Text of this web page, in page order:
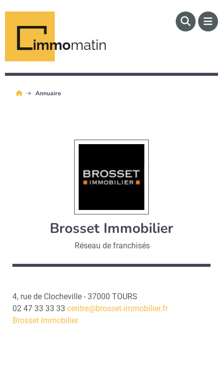
immomatin
Annuaire
Brosset Immobilier
Réseau de franchisés
4, rue de Clocheville - 37000 TOURS
02 47 33 33 33 centre@brosset-immobilier.fr
Brosset Immobilier